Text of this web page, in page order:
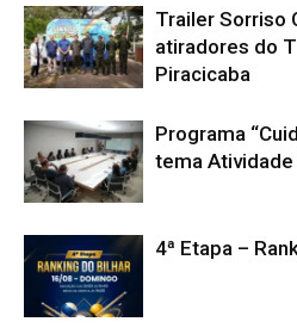
Trailer Sorriso
atiradores do
Piracicaba
Programa
tema Atividade
4ª Etapa –